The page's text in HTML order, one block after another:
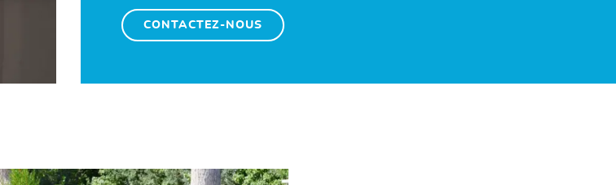
CONTACTEZ-NOUS